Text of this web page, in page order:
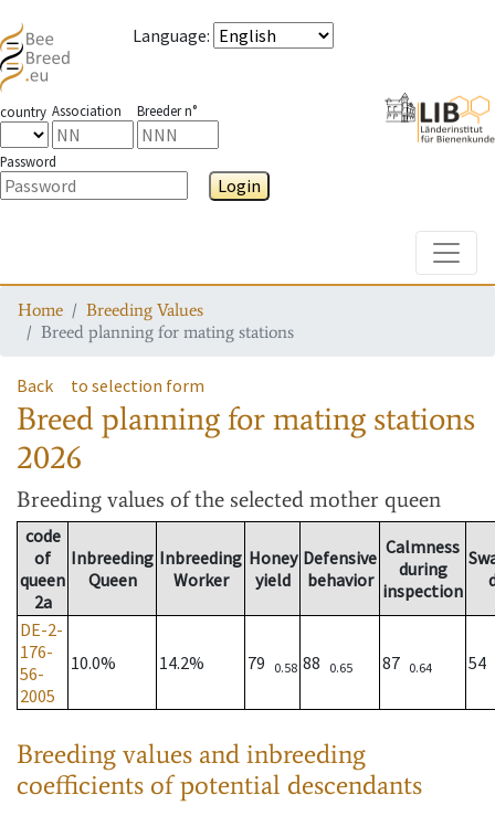
Language:
country Association Breeder n°
Password
Login
Home
Breeding Values
Breed planning for mating stations
Back to selection form
Breed planning for mating stations
2026
Breeding values of the selected mother queen
code
of
queen
2a
Inbreeding
Queen
Inbreeding
Worker
Honey
yield
Defensive
behavior
Calmness
during
inspection
DE-2-
176-
56-
2005
10.0% 14.2% 79 0.58 88 0.65 87 0.64 54
Breeding values and inbreeding
coefficients of potential descendants